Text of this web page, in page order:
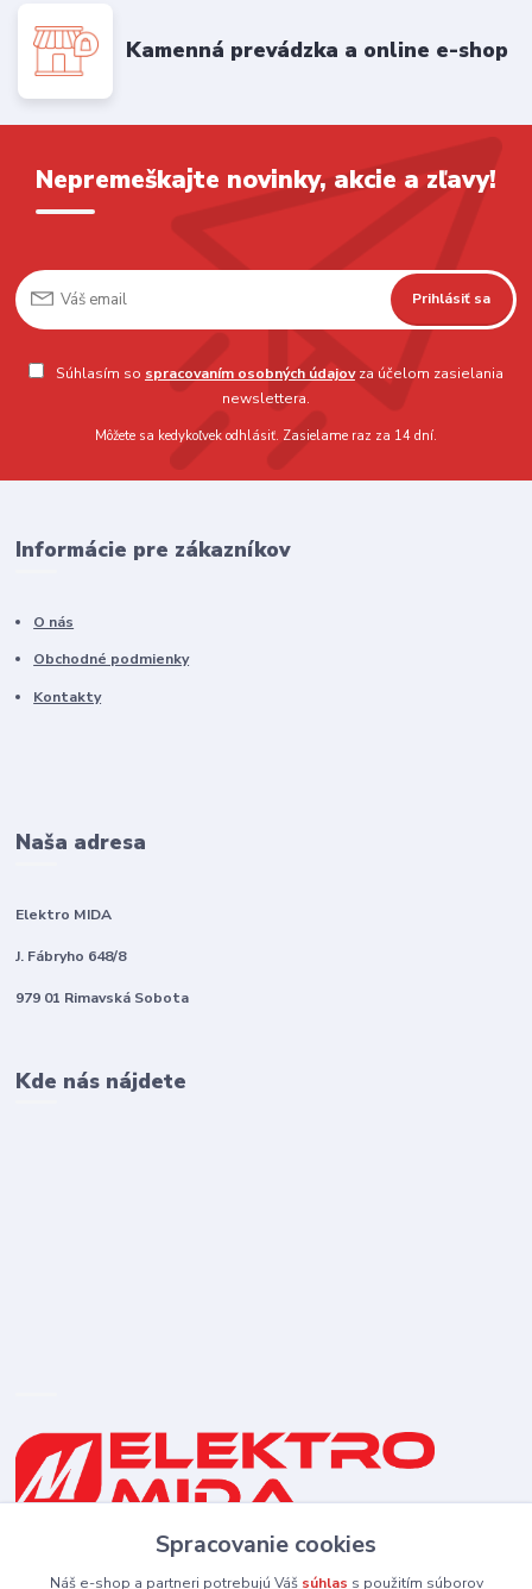
Kamenná prevádzka a online e-shop
Nepremeškajte novinky, akcie a zľavy!
Prihlásiť sa
Súhlasím so spracovaním osobných údajovza účelom zasielania
newslettera.
Môžete sa kedykoľvek odhlásiť. Zasielame raz za 14 dní.
Informácie pre zákazníkov
O nás
Obchodné podmienky
Kontakty
Naša adresa
Elektro MIDA
J. Fábryho 648/8
979 01 Rimavská Sobota
Kde nás nájdete
(Po-Pia 8-16:30 hod., So 8:30-11:30)
Spracovanie cookies
Náš e-shop a partneri potrebujú Váš súhlas s použitím súborov